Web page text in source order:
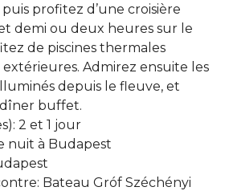
profitez d’une croisière
demi ou deux heures sur le
de piscines thermales
Admirez ensuite les
depuis le fleuve, et
buffet.
2 et 1 jour
nuit à Budapest
Bateau Gróf Széchényi